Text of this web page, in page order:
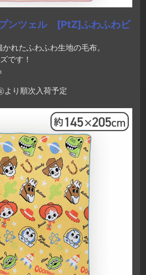
ンツェル [PtZ]ふわふわビ
れたふわふわ生地の毛布。
です！
より順次入荷予定